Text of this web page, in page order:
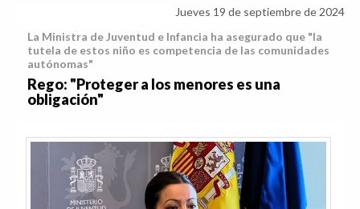
Jueves 19 de septiembre de 2024
La Ministra de Juventud e Infancia ha asegurado que "la
tutela de estos niño es competencia de las comunidades
autónomas"
Rego: "Proteger a los menores es una
obligación"